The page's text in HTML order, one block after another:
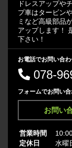
ドレスアップや
プ車はタービン
ミなど高級部品
アップします！
下さい！
お電話でお問い合
078-
フォームでお問い
お問い
営業時間
定休日
水曜